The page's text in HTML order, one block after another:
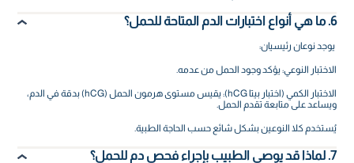
6. ما هي أنواع اختبارات الدم المتاحة للحمل؟
يوجد نوعان رئيسيان:
الاختبار النوعي: يؤكد وجود الحمل من عدمه.
الاختبار الكمي (اختبار بيتا hCG): يقيس مستوى هرمون الحمل (hCG) بدقة في الدم،
ويساعد على متابعة تقدم الحمل.
يُستخدم كلا النوعين بشكل شائع حسب الحاجة الطبية.
7. لماذا قد يوصي الطبيب بإجراء فحص دم للحمل؟